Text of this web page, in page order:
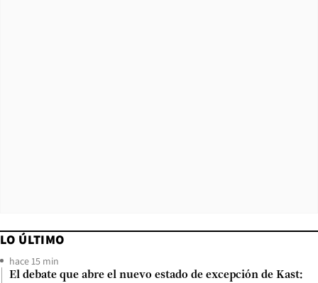
LO ÚLTIMO
hace 15 min
El debate que abre el nuevo estado de excepción de Kast: